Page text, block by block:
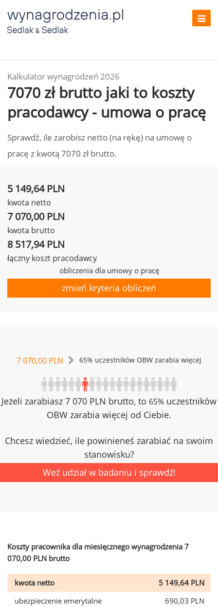
Kalkulator wynagrodzeń 2026
7070 zł brutto jaki to koszty
pracodawcy - umowa o pracę
Sprawdź, ile zarobisz netto (na rękę) na umowę o
pracę z kwotą 7070 zł brutto.
5 149,64 PLN
kwota netto
7 070,00 PLN
kwota brutto
8 517,94 PLN
łączny koszt pracodawcy
obliczenia dla umowy o pracę
zmień kryteria obliczeń
7 070,00 PLN 65% uczestników OBW zarabia więcej
Jeżeli zarabiasz 7 070 PLN brutto, to 65% uczestników
OBW zarabia więcej od Ciebie.
Chcesz wiedzieć, ile powinieneś zarabiać na swoim
stanowisku?
Weź udział w badaniu i sprawdź!
Koszty pracownika dla miesięcznego wynagrodzenia 7
070,00 PLN brutto
kwota netto
5 149,64 PLN
ubezpieczenie emerytalne
690,03 PLN